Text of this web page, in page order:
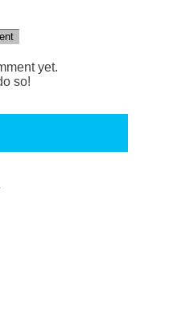
yet.
so!